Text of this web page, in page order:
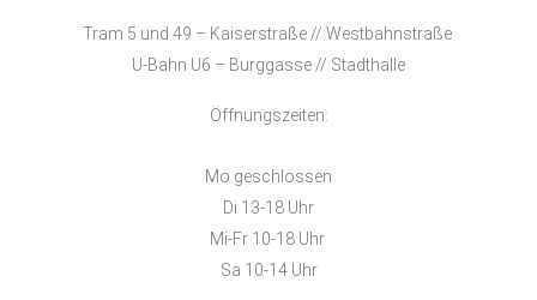
Tram 5 und 49 – Kaiserstraße // Westbahnstraße
U-Bahn U6 – Burggasse // Stadthalle
Öffnungszeiten:
Mo geschlossen
Di 13-18 Uhr
Mi-Fr 10-18 Uhr
Sa 10-14 Uhr